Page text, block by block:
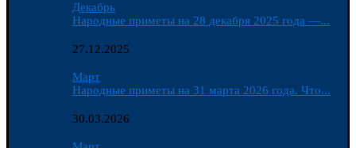
Декабрь
Народные приметы на 28 декабря 2025 года —...
27.12.2025
Март
Народные приметы на 31 марта 2026 года. Что...
30.03.2026